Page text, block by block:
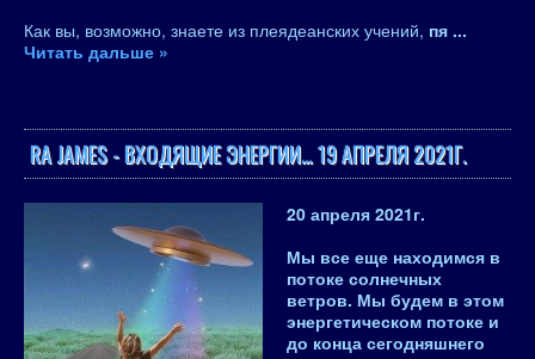
Как вы, возможно, знаете из плеядеанских учений, пя ...
Читать дальше »
RA JAMES - ВХОДЯЩИЕ ЭНЕРГИИ… 19 АПРЕЛЯ 2021Г.
20 апреля 2021г.
Мы все еще находимся в
потоке солнечных
ветров. Мы будем в этом
энергетическом потоке и
до конца сегодняшнего